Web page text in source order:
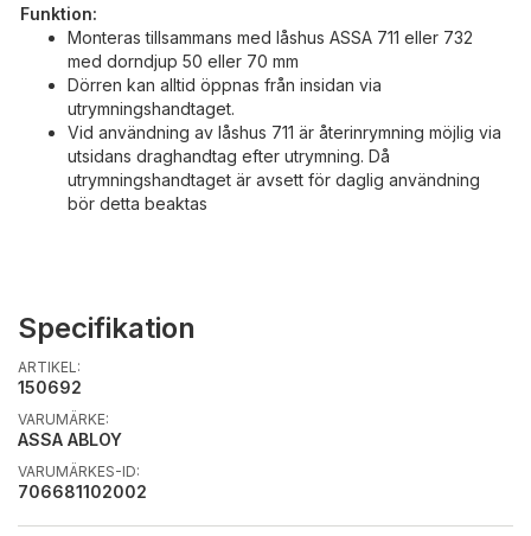
Funktion:
Monteras tillsammans med låshus ASSA 711 eller 732
med dorndjup 50 eller 70 mm
Dörren kan alltid öppnas från insidan via
utrymningshandtaget.
Vid användning av låshus 711 är återinrymning möjlig via
utsidans draghandtag efter utrymning. Då
utrymningshandtaget är avsett för daglig användning
bör detta beaktas
Specifikation
ARTIKEL:
150692
VARUMÄRKE:
ASSA ABLOY
VARUMÄRKES-ID:
706681102002